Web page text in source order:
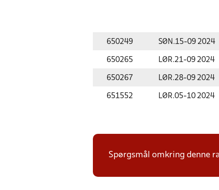
650249 SØN.15-09 2024
650265 LØR.21-09 2024
650267 LØR.28-09 2024
651552 LØR.05-10 2024
Spørgsmål omkring denne